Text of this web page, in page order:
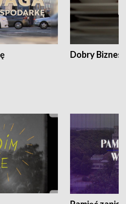
Dobry Biznes